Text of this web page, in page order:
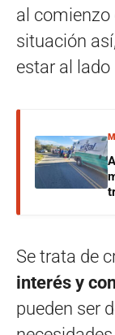
al comienzo
situación
estar al lado
Se trata de
interés y
pueden ser